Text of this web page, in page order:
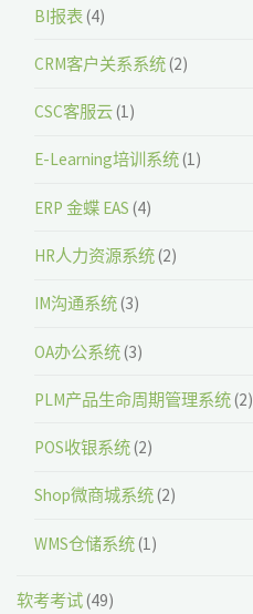
BI报表(4)
CRM客户关系系统(2)
CSC客服云(1)
E-Learning培训系统(1)
ERP 金蝶 EAS (4)
HR人力资源系统(2)
IM沟通系统(3)
OA办公系统(3)
PLM产品生命周期管理系统(2)
POS收银系统(2)
Shop微商城系统(2)
WMS仓储系统(1)
软考考试(49)